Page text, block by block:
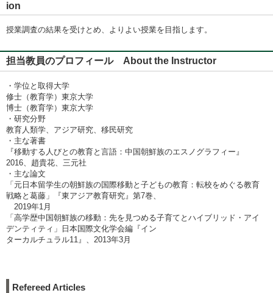
ion
授業調査の結果を受けとめ、よりよい授業を目指します。
担当教員のプロフィール About the Instructor
・学位と取得大学
修士（教育学）東京大学
博士（教育学）東京大学
・研究分野
教育人類学、アジア研究、移民研究
・主な著書
『移動する人びとの教育と言語：中国朝鮮族のエスノグラフィー』
2016、趙貴花、三元社
・主な論文
「元日本留学生の朝鮮族の国際移動と子どもの教育：転校をめぐる教育
戦略と葛藤」『東アジア教育研究』第7巻、
2019年1月
「高学歴中国朝鮮族の移動：先を見つめる子育てとハイブリッド・アイ
デンティティ」日本国際文化学会編『イン
ターカルチュラル11』、2013年3月
Refereed Articles